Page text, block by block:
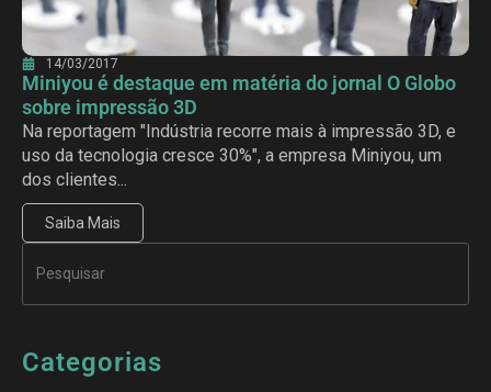
14/03/2017
Miniyou é destaque em matéria do jornal O Globo
sobre impressão 3D
Na reportagem "Indústria recorre mais à impressão 3D, e
uso da tecnologia cresce 30%", a empresa Miniyou, um
dos clientes...
Saiba Mais
Categorias